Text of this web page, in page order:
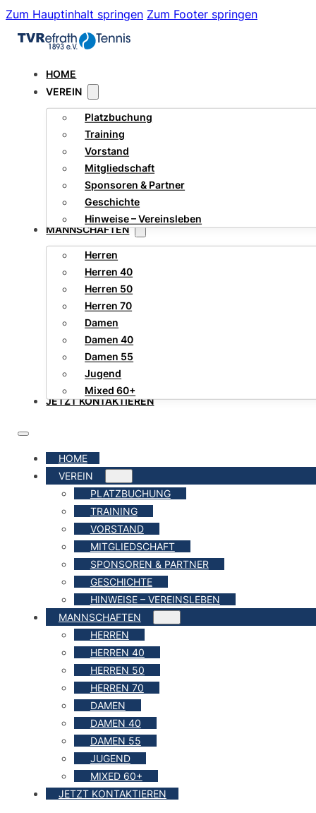
Zum Hauptinhalt springen Zum Footer springen
HOME
VEREIN
Platzbuchung
Training
Vorstand
Mitgliedschaft
Sponsoren & Partner
Geschichte
Hinweise – Vereinsleben
MANNSCHAFTEN
Herren
Herren 40
Herren 50
Herren 70
Damen
Damen 40
Damen 55
Jugend
Mixed 60+
JETZT KONTAKTIEREN
HOME
VEREIN
PLATZBUCHUNG
TRAINING
VORSTAND
MITGLIEDSCHAFT
SPONSOREN & PARTNER
GESCHICHTE
HINWEISE – VEREINSLEBEN
MANNSCHAFTEN
HERREN
HERREN 40
HERREN 50
HERREN 70
DAMEN
DAMEN 40
DAMEN 55
JUGEND
MIXED 60+
JETZT KONTAKTIEREN